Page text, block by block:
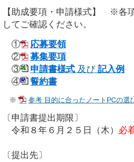
【助成要項・申請様式】 ※各
してご確認ください。
①
応募要領
②
募集要項
③
申請書様式 及び 記入例
④
誓約書
※ 参考 目的に合ったノートPCの選
〔申請書提出期限〕
令和８年６月２５日（木） 必
〔提出先〕